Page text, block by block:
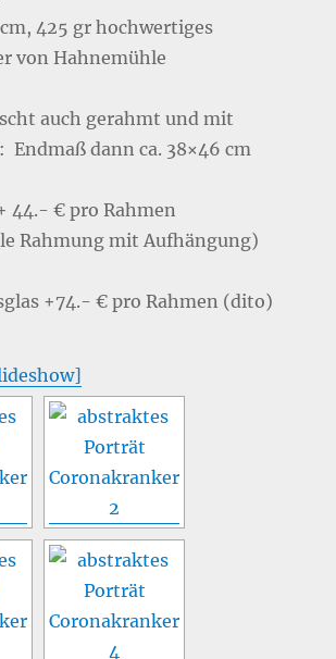
425 gr hochwertiges
von Hahnemühle
auch gerahmt und mit
Endmaß dann ca. 38×46 cm
44.- € pro Rahmen
Rahmung mit Aufhängung)
+74.- € pro Rahmen (dito)